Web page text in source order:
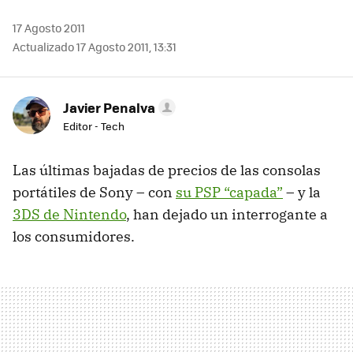
17 Agosto 2011
Actualizado 17 Agosto 2011, 13:31
Javier Penalva
Editor - Tech
Las últimas bajadas de precios de las consolas
portátiles de Sony – con su PSP “capada” – y la
3DS de Nintendo, han dejado un interrogante a
los consumidores.